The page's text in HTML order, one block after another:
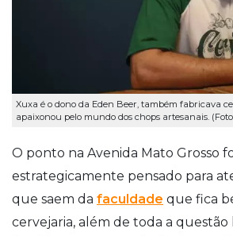
Xuxa é o dono da Eden Beer, também fabricava
apaixonou pelo mundo dos chops artesanais.
O ponto na Avenida Mato Grosso
estrategicamente pensado para
que saem da faculdade que fica
cervejaria, além de toda a questão